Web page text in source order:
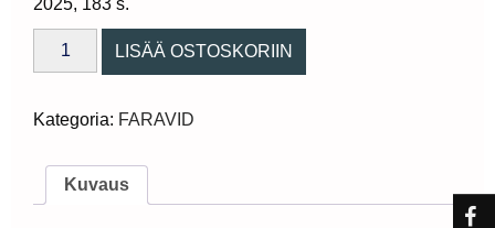
2025, 183 s.
56/2025
quantity
LISÄÄ OSTOSKORIIN
Kategoria: FARAVID
Kuvaus